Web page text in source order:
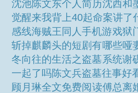
沈池陈文东个人简历沈西和
觉醒来我背上40起命案讲了
感线海贼王同人手机游戏狱
斩掉麒麟头的短剧有哪些哑
冬向往的生活之盗墓系统谢
一起了吗陈文兵盗墓往事好
顾月琳全文免费阅读傅总离